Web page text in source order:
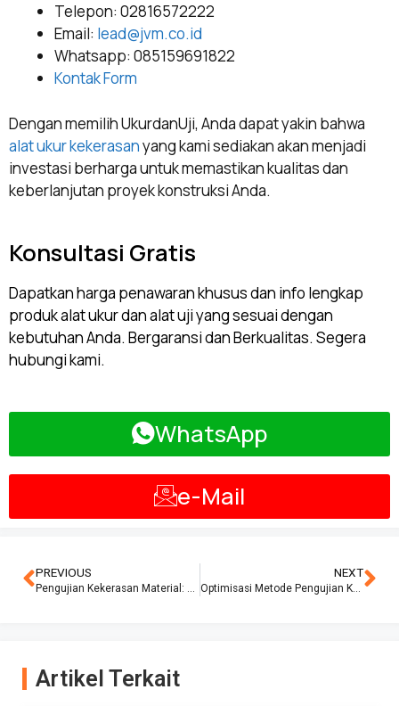
Telepon: 02816572222
Email: lead@jvm.co.id
Whatsapp: 085159691822
Kontak Form
Dengan memilih UkurdanUji, Anda dapat yakin bahwa
alat ukur kekerasanyang kami sediakan akan menjadi
investasi berharga untuk memastikan kualitas dan
keberlanjutan proyek konstruksi Anda.
Konsultasi Gratis
Dapatkan harga penawaran khusus dan info lengkap
produk alat ukur dan alat uji yang sesuai dengan
kebutuhan Anda. Bergaransi dan Berkualitas. Segera
hubungi kami.
WhatsApp
e-Mail
PREVIOUS
Pengujian Kekerasan Material: Tantangan dan Inovasi dalam Memahami Sifat Mekanik Material Modern
NEXT
Optimisasi Metode Pengujian Kekerasan Vickers dalam Konteks Evaluasi Ketahanan Material Teknik
Artikel Terkait